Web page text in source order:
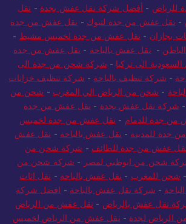
للرياض - أفضل شركة نقل عفش بجدة - نقل
- نقل عفش من جدة لتبوك - نقل عفش من جدة
بجازان - نقل عفش من جدة لخميس مشيط -
- نقل عفش بالباحة - نقل عفش من جدة
الى تركيا - شركة شحن من جدة الى
- شركة تنظيف بالباحة - شركة تنظيف خزانات
- شحن من الرياض الي المغرب - شحن من
- شركة نقل عفش بجدة - نقل عفش من جدة
من جدة للدمام - نقل عفش من جدة لخميس
جدة للمدينة - نقل عفش بالباحة - نقل عفش
عفش من جدة للطائف - شركة شحن من
شحن من ابوظبي لمصر - شركة شحن من
- شحن للمغرب - نقل عفش بالباحة - نقل اثاث
- شركة نقل عفش بالباحة - افضل شركة
نقل عفش بالرياض - نقل عفش من الرياض
الرياض لجدة - نقل عفش من الرياض لخميس